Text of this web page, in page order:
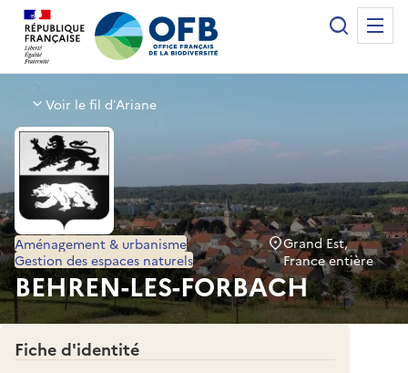
Office français de la biodiversité
Recherche
Voir le fil d’Ariane
BEHREN-LES-FORBACH
Aménagement & urbanisme
Gestion des espaces naturels
Grand Est,
France entière
Fiche d'identité
Panneau de gestion des cookies